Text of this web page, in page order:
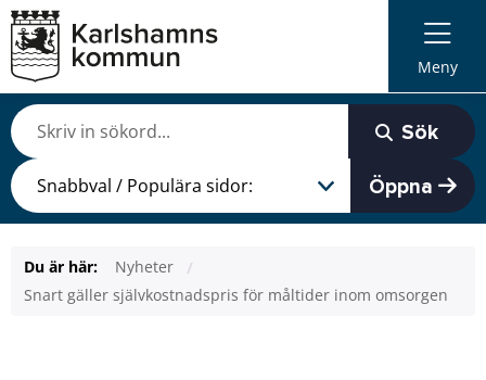
Meny
Sök
Öppna
Du är här:
Nyheter
Snart gäller självkostnadspris för måltider inom omsorgen